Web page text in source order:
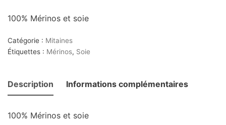
100% Mérinos et soie
Catégorie : Mitaines
Étiquettes : Mérinos, Soie
Description Informations complémentaires
100% Mérinos et soie